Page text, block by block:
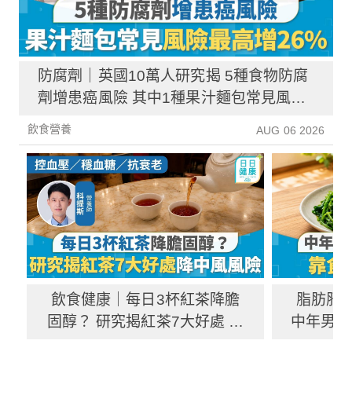
防腐劑｜英國10萬人研究揭 5種食物防腐
劑增患癌風險 其中1種果汁麵包常見風險
增26%
飲食營養 AUG 06 2026
飲食健康｜每日3杯紅茶降膽
固醇？ 研究揭紅茶7大好處 降
脂肪肝
中年男